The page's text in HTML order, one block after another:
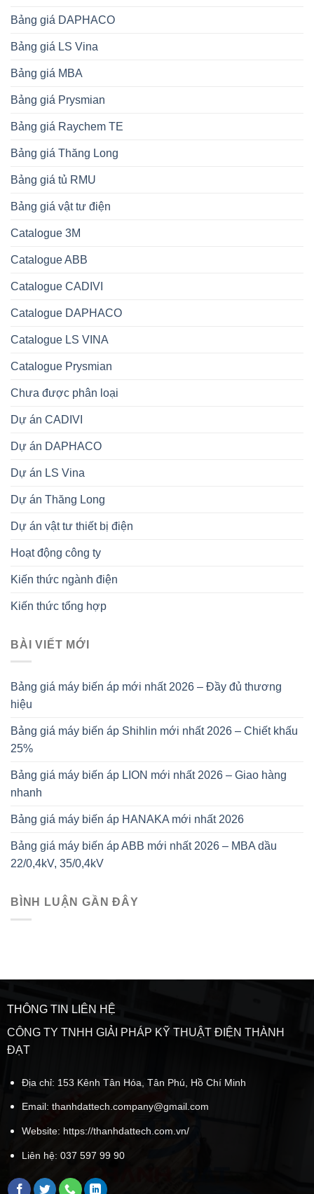
Bảng giá DAPHACO
Bảng giá LS Vina
Bảng giá MBA
Bảng giá Prysmian
Bảng giá Raychem TE
Bảng giá Thăng Long
Bảng giá tủ RMU
Bảng giá vật tư điện
Catalogue 3M
Catalogue ABB
Catalogue CADIVI
Catalogue DAPHACO
Catalogue LS VINA
Catalogue Prysmian
Chưa được phân loại
Dự án CADIVI
Dự án DAPHACO
Dự án LS Vina
Dự án Thăng Long
Dự án vật tư thiết bị điện
Hoạt động công ty
Kiến thức ngành điện
Kiến thức tổng hợp
BÀI VIẾT MỚI
Bảng giá máy biến áp mới nhất 2026 – Đầy đủ thương
hiệu
Bảng giá máy biến áp Shihlin mới nhất 2026 – Chiết khấu
25%
Bảng giá máy biến áp LION mới nhất 2026 – Giao hàng
nhanh
Bảng giá máy biến áp HANAKA mới nhất 2026
Bảng giá máy biến áp ABB mới nhất 2026 – MBA dầu
22/0,4kV, 35/0,4kV
BÌNH LUẬN GẦN ĐÂY
THÔNG TIN LIÊN HỆ
CÔNG TY TNHH GIẢI PHÁP KỸ THUẬT ĐIỆN THÀNH
ĐẠT
Địa chỉ: 153 Kênh Tân Hóa, Tân Phú, Hồ Chí Minh
Email: thanhdattech.company@gmail.com
Website: https://thanhdattech.com.vn/
Liên hệ: 037 597 99 90